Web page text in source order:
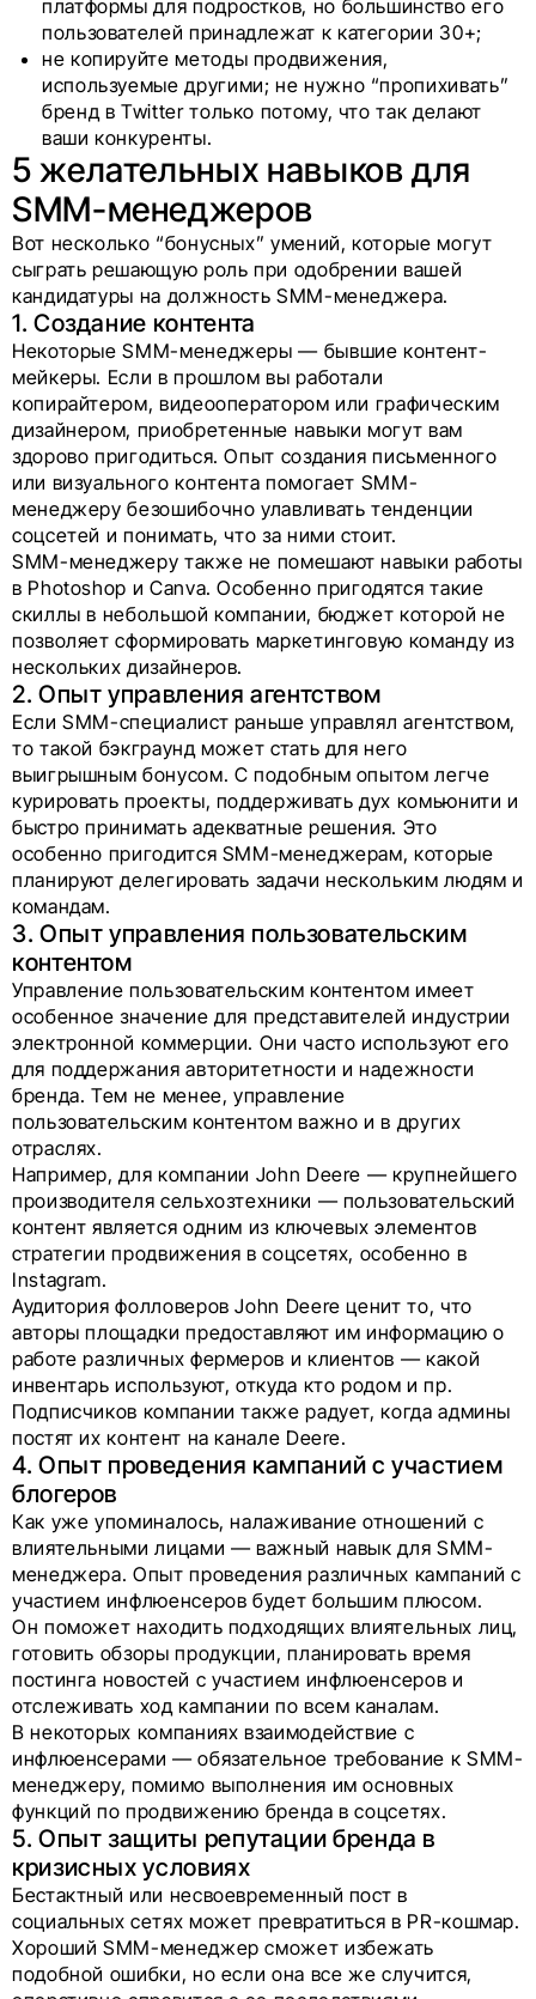
платформы для подростков, но большинство его
пользователей принадлежат к категории 30+;
не копируйте методы продвижения,
используемые другими; не нужно “пропихивать”
бренд в Twitter только потому, что так делают
ваши конкуренты.
5 желательных навыков для
SMM-менеджеров
Вот несколько “бонусных” умений, которые могут
сыграть решающую роль при одобрении вашей
кандидатуры на должность SMM-менеджера.
1. Создание контента
Некоторые SMM-менеджеры — бывшие контент-
мейкеры. Если в прошлом вы работали
копирайтером, видеооператором или графическим
дизайнером, приобретенные навыки могут вам
здорово пригодиться. Опыт создания письменного
или визуального контента помогает SMM-
менеджеру безошибочно улавливать тенденции
соцсетей и понимать, что за ними стоит.
SMM-менеджеру также не помешают навыки работы
в Photoshop и Canva. Особенно пригодятся такие
скиллы в небольшой компании, бюджет которой не
позволяет сформировать маркетинговую команду из
нескольких дизайнеров.
2. Опыт управления агентством
Если SMM-специалист раньше управлял агентством,
то такой бэкграунд может стать для него
выигрышным бонусом. С подобным опытом легче
курировать проекты, поддерживать дух комьюнити и
быстро принимать адекватные решения. Это
особенно пригодится SMM-менеджерам, которые
планируют делегировать задачи нескольким людям и
командам.
3. Опыт управления пользовательским
контентом
Управление пользовательским контентом имеет
особенное значение для представителей индустрии
электронной коммерции. Они часто используют его
для поддержания авторитетности и надежности
бренда. Тем не менее, управление
пользовательским контентом важно и в других
отраслях.
Например, для компании John Deere — крупнейшего
производителя сельхозтехники — пользовательский
контент является одним из ключевых элементов
стратегии продвижения в соцсетях, особенно в
Instagram.
Аудитория фолловеров John Deere ценит то, что
авторы площадки предоставляют им информацию о
работе различных фермеров и клиентов — какой
инвентарь используют, откуда кто родом и пр.
Подписчиков компании также радует, когда админы
постят их контент на канале Deere.
4. Опыт проведения кампаний с участием
блогеров
Как уже упоминалось, налаживание отношений с
влиятельными лицами — важный навык для SMM-
менеджера. Опыт проведения различных кампаний с
участием инфлюенсеров будет большим плюсом.
Он поможет находить подходящих влиятельных лиц,
готовить обзоры продукции, планировать время
постинга новостей с участием инфлюенсеров и
отслеживать ход кампании по всем каналам.
В некоторых компаниях взаимодействие с
инфлюенсерами — обязательное требование к SMM-
менеджеру, помимо выполнения им основных
функций по продвижению бренда в соцсетях.
5. Опыт защиты репутации бренда в
кризисных условиях
Бестактный или несвоевременный пост в
социальных сетях может превратиться в PR-кошмар.
Хороший SMM-менеджер сможет избежать
подобной ошибки, но если она все же случится,